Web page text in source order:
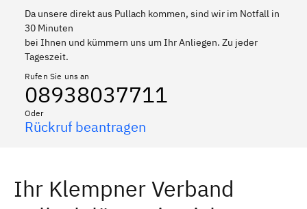
Da unsere direkt aus Pullach kommen, sind wir im Notfall in
30 Minuten
bei Ihnen und kümmern uns um Ihr Anliegen. Zu jeder
Tageszeit.
Rufen Sie uns an
08938037711
Oder
Rückruf beantragen
Ihr Klempner Verband